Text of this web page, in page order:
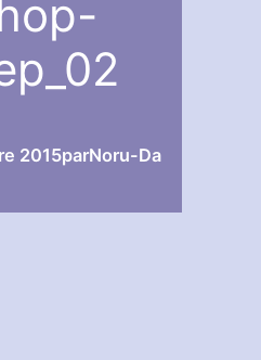
2015parNoru-Da